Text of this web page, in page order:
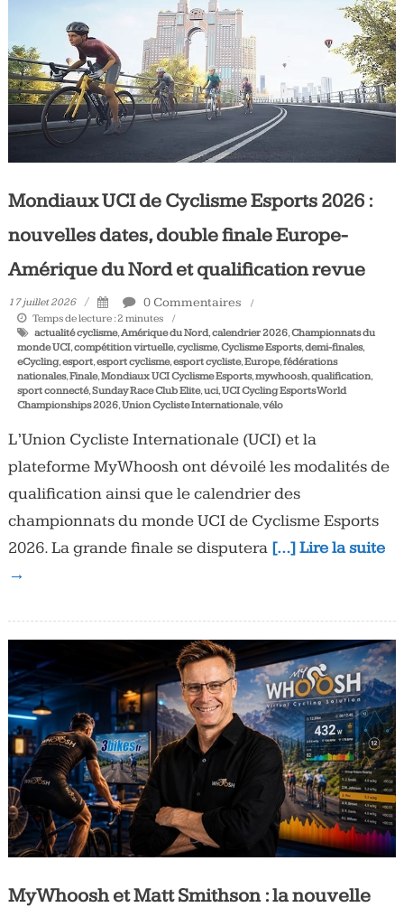
jours,
votre
actualité
vélo
triathlon
Mondiaux UCI de Cyclisme Esports 2026 :
nouvelles dates, double finale Europe-
Amérique du Nord et qualification revue
17 juillet 2026 0 Commentaires
Temps de lecture :2 minutes
actualité cyclisme,Amérique du Nord,calendrier 2026,Championnats du
monde UCI,compétition virtuelle,cyclisme,Cyclisme Esports,demi-finales,
eCycling,esport,esport cyclisme,esport cycliste,Europe,fédérations
nationales,Finale,Mondiaux UCI Cyclisme Esports,mywhoosh,qualification,
sport connecté,Sunday Race Club Elite,uci,UCI Cycling Esports World
Championships 2026,Union Cycliste Internationale,vélo
L’Union Cycliste Internationale (UCI) et la
plateforme MyWhoosh ont dévoilé les modalités de
qualification ainsi que le calendrier des
championnats du monde UCI de Cyclisme Esports
2026. La grande finale se disputera […] Lire la suite
→
MyWhoosh et Matt Smithson : la nouvelle